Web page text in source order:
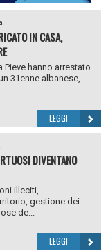
IN CASA,
Pieve hanno arrestato
31enne albanese,
LEGGI
DIVENTANO
illeciti,
gestione dei
de...
LEGGI